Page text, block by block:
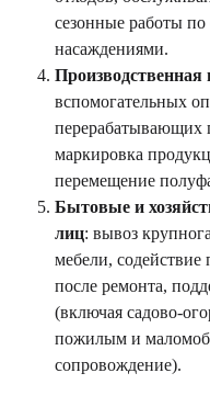
сезонные работы
насаждениями.
Производственная
вспомогательных
перерабатывающих
маркировка
перемещение
Бытовые и
лиц: вывоз
мебели,
после ремонта,
(включая садово-
пожилым и
сопровождение).